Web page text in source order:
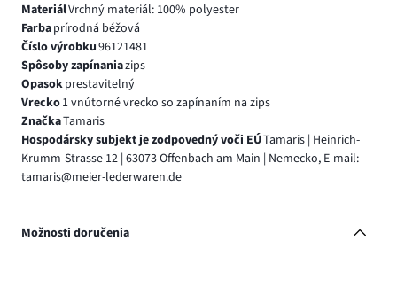
MateriálVrchný materiál: 100% polyester
Farbaprírodná béžová
Číslo výrobku96121481
Spôsoby zapínaniazips
Opasokprestaviteľný
Vrecko1 vnútorné vrecko so zapínaním na zips
ZnačkaTamaris
Hospodársky subjekt je zodpovedný voči EÚTamaris | Heinrich-
Krumm-Strasse 12 | 63073 Offenbach am Main | Nemecko, E-mail:
tamaris@meier-lederwaren.de
Možnosti doručenia